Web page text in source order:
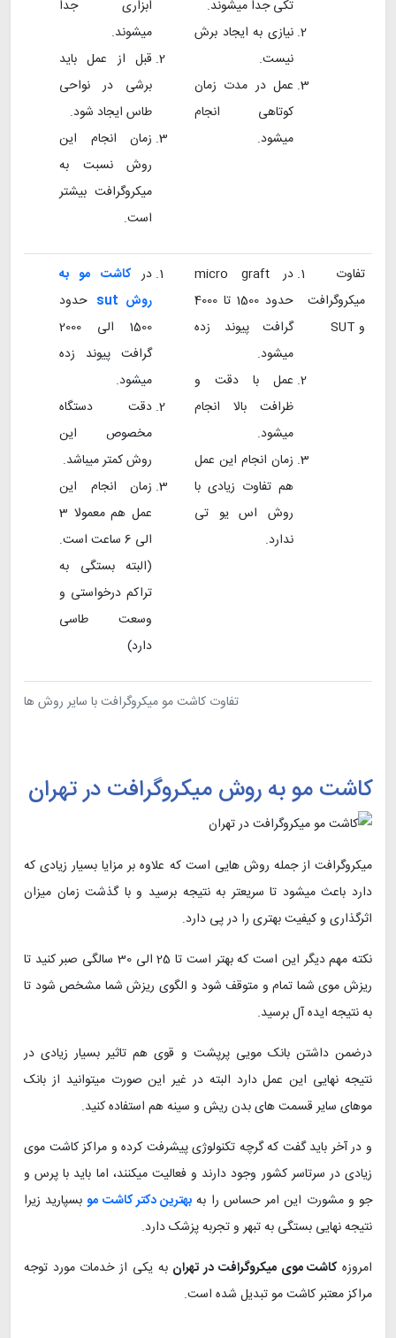
تفاوت کاشت مو میکروگرافت با سایر روش ها
تکی جدا میشوند.
نیازی به ایجاد برش
نیست.
عمل در مدت زمان
کوتاهی انجام
میشود.
ابزاری جدا
میشوند.
قبل از عمل باید
برشی در نواحی
طاس ایجاد شود.
زمان انجام این
روش نسبت به
میکروگرافت بیشتر
است.
تفاوت
میکروگرافت
و SUT
در micro graft
حدود 1500 تا 4000
گرافت پیوند زده
میشود.
عمل با دقت و
ظرافت بالا انجام
میشود.
زمان انجام این عمل
هم تفاوت زیادی با
روش اس یو تی
ندارد.
درکاشت مو به
روش sut
حدود
1500 الی 2000
گرافت پیوند زده
میشود.
دقت دستگاه
مخصوص این
روش کمتر میباشد.
زمان انجام این
عمل هم معمولا 3
الی 6 ساعت است.
(البته بستگی به
تراکم درخواستی و
وسعت طاسی
دارد)
کاشت مو به روش میکروگرافت در تهران
میکروگرافت از جمله روش هایی است که علاوه بر مزایا بسیار زیادی که
دارد باعث میشود تا سریعتر به نتیجه برسید و با گذشت زمان میزان
اثرگذاری و کیفیت بهتری را در پی دارد.
نکته مهم دیگر این است که بهتر است تا 25 الی 30 سالگی صبر کنید تا
ریزش موی شما تمام و متوقف شود و الگوی ریزش شما مشخص شود تا
به نتیجه ایده آل برسید.
درضمن داشتن بانک مویی پرپشت و قوی هم تاثیر بسیار زیادی در
نتیجه نهایی این عمل دارد البته در غیر این صورت میتوانید از بانک
موهای سایر قسمت های بدن ریش و سینه هم استفاده کنید.
و در آخر باید گفت که گرچه تکنولوژی پیشرفت کرده و مراکز کاشت موی
زیادی در سرتاسر کشور وجود دارند و فعالیت میکنند، اما باید با پرس و
جو و مشورت این امر حساس را به بهترین دکتر کاشت موبسپارید زیرا
نتیجه نهایی بستگی به تبهر و تجربه پزشک دارد.
امروزهکاشت موی میکروگرافت در تهران به یکی از خدمات مورد توجه
مراکز معتبر کاشت مو تبدیل شده است.